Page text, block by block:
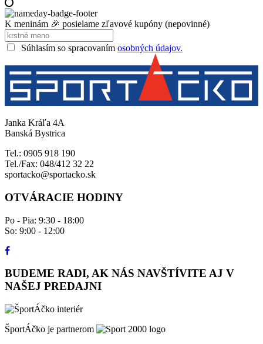
K meninám 🎉 posielame zľavové kupóny (nepovinné)
Súhlasím so spracovaním osobných údajov.
Janka Kráľa 4A
Banská Bystrica
Tel.: 0905 918 190
Tel./Fax: 048/412 32 22
sportacko@sportacko.sk
OTVÁRACIE HODINY
Po - Pia: 9:30 - 18:00
So: 9:00 - 12:00
BUDEME RADI, AK NÁS NAVŠTÍVITE AJ V
NAŠEJ PREDAJNI
ŠportÁčko je partnerom